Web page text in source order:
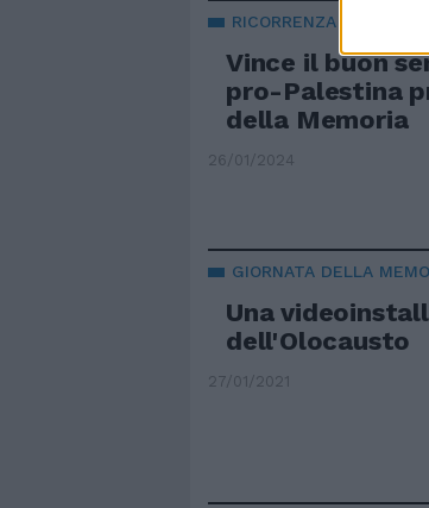
RICORRENZA
Vince il buon
pro-Palestina
della Memoria
26/01/2024
GIORNATA DELLA
Una
dell'Olocausto
27/01/2021